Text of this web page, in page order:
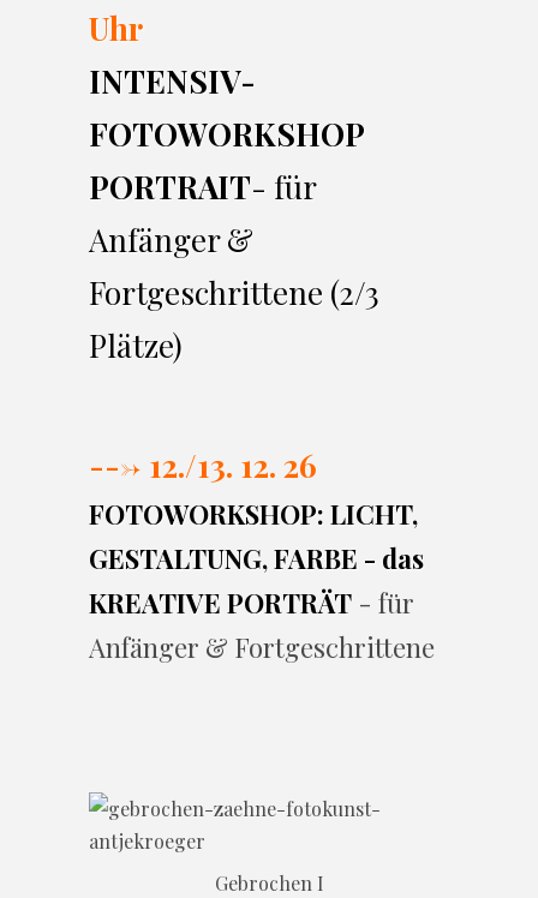
Uhr
INTENSIV-
FOTOWORKSHOP
PORTRAIT- für
Anfänger &
Fortgeschrittene (2/3
Plätze)
---> 12./13. 12. 26
FOTOWORKSHOP: LICHT,
GESTALTUNG, FARBE - das
KREATIVE PORTRÄT - für
Anfänger & Fortgeschrittene
Gebrochen I